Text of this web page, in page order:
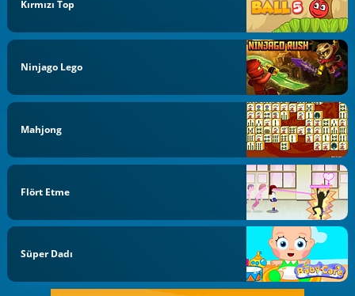
Kırmızı Top
Ninjago Lego
Mahjong
Flört Etme
Süper Dadı